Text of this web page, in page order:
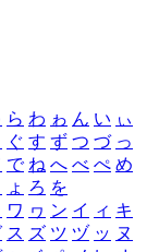
ら わ ゎ ん い ぃ
ぐ す ず つ づ っ
で ね へ べ ぺ め
ょ ろ を
ワ ヮ ン イ ィ キ
ス ズ ツ ヅ ッ ヌ